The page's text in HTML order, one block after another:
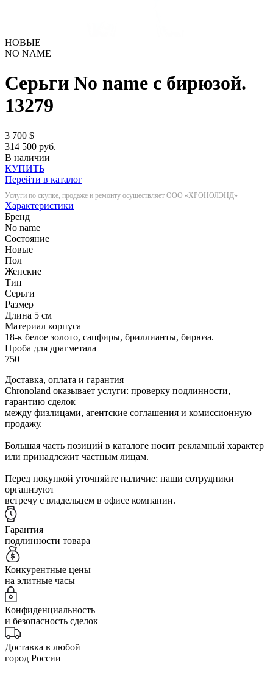
НОВЫЕ
NO NAME
Серьги No name с бирюзой.
13279
3 700 $
314 500 руб.
В наличии
КУПИТЬ
Перейти в каталог
Услуги по скупке, продаже и ремонту осуществляет ООО «ХРОНОЛЭНД»
Характеристики
Бренд
No name
Состояние
Новые
Пол
Женские
Тип
Серьги
Размер
Длина 5 см
Материал корпуса
18-к белое золото, сапфиры, бриллианты, бирюза.
Проба для драгметала
750
Доставка, оплата и гарантия
Chronoland оказывает услуги: проверку подлинности,
гарантию сделок
между физлицами, агентские соглашения и комиссионную
продажу.
Большая часть позиций в каталоге носит рекламный характер
или принадлежит частным лицам.
Перед покупкой уточняйте наличие: наши сотрудники
организуют
встречу с владельцем в офисе компании.
Гарантия
подлинности товара
Конкурентные цены
на элитные часы
Конфиденциальность
и безопасность сделок
Доставка в любой
город России